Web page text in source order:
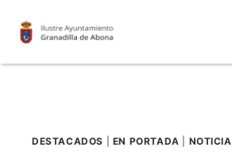
DESTACADOS EN PORTADA